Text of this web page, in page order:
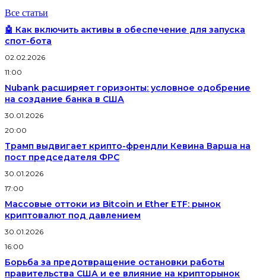
Все статьи
🤖 Как включить активы в обеспечение для запуска
спот-бота
02.02.2026
11:00
Nubank расширяет горизонты: условное одобрение
на создание банка в США
30.01.2026
20:00
Трамп выдвигает крипто-френдли Кевина Варша на
пост председателя ФРС
30.01.2026
17:00
Массовые оттоки из Bitcoin и Ether ETF: рынок
криптовалют под давлением
30.01.2026
16:00
Борьба за предотвращение остановки работы
правительства США и ее влияние на крипторынок